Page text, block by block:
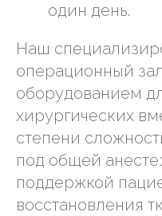
один день.
Наш
операционный
оборудованием
хирургических
степени
под общей
поддержкой
восстановления